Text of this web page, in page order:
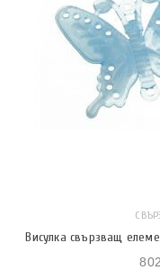
Висулка свързващ